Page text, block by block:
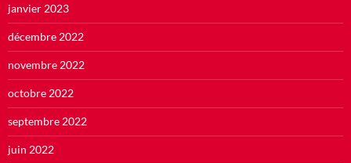
janvier 2023
décembre 2022
novembre 2022
octobre 2022
septembre 2022
juin 2022